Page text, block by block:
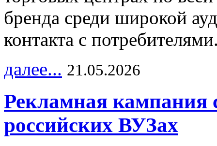
бренда среди широкой
контакта с
далее... 21.05.2026
Рекламная кампания
российских ВУЗах